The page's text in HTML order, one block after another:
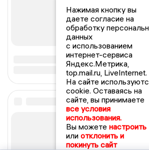
Нажимая кнопку вы
даете согласие на
обработку
данных
с использованием
интернет-сервиса
Яндекс.Метрика,
top.mail.ru, LiveInternet.
На сайте
cookie. Оставаясь на
сайте, вы принимаете
все условия
использования.
Вы можете настроить
или отклонить и
покинуть сайт